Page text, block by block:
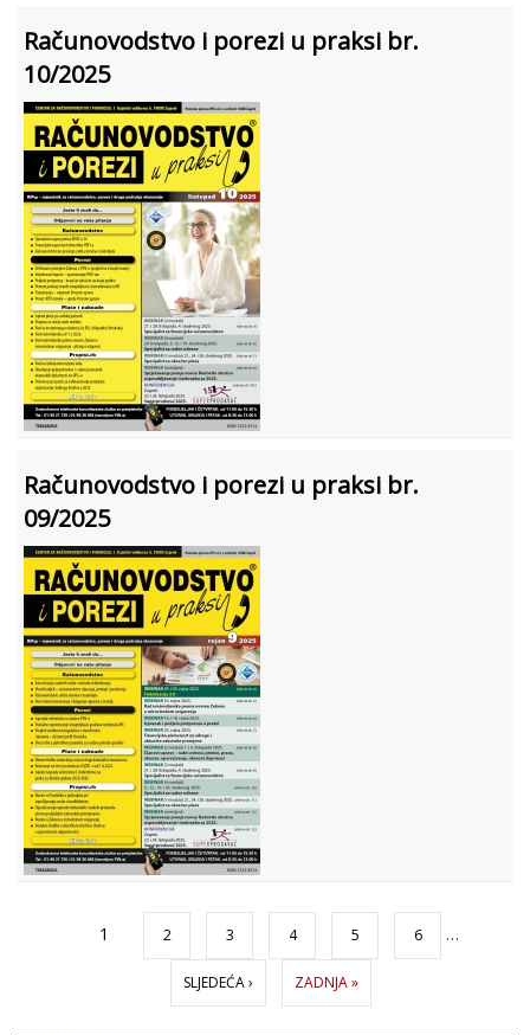
Računovodstvo i porezi u praksi br.
10/2025
Računovodstvo i porezi u praksi br.
09/2025
1 2 3 4 5 6 …
SLJEDEĆA › ZADNJA »